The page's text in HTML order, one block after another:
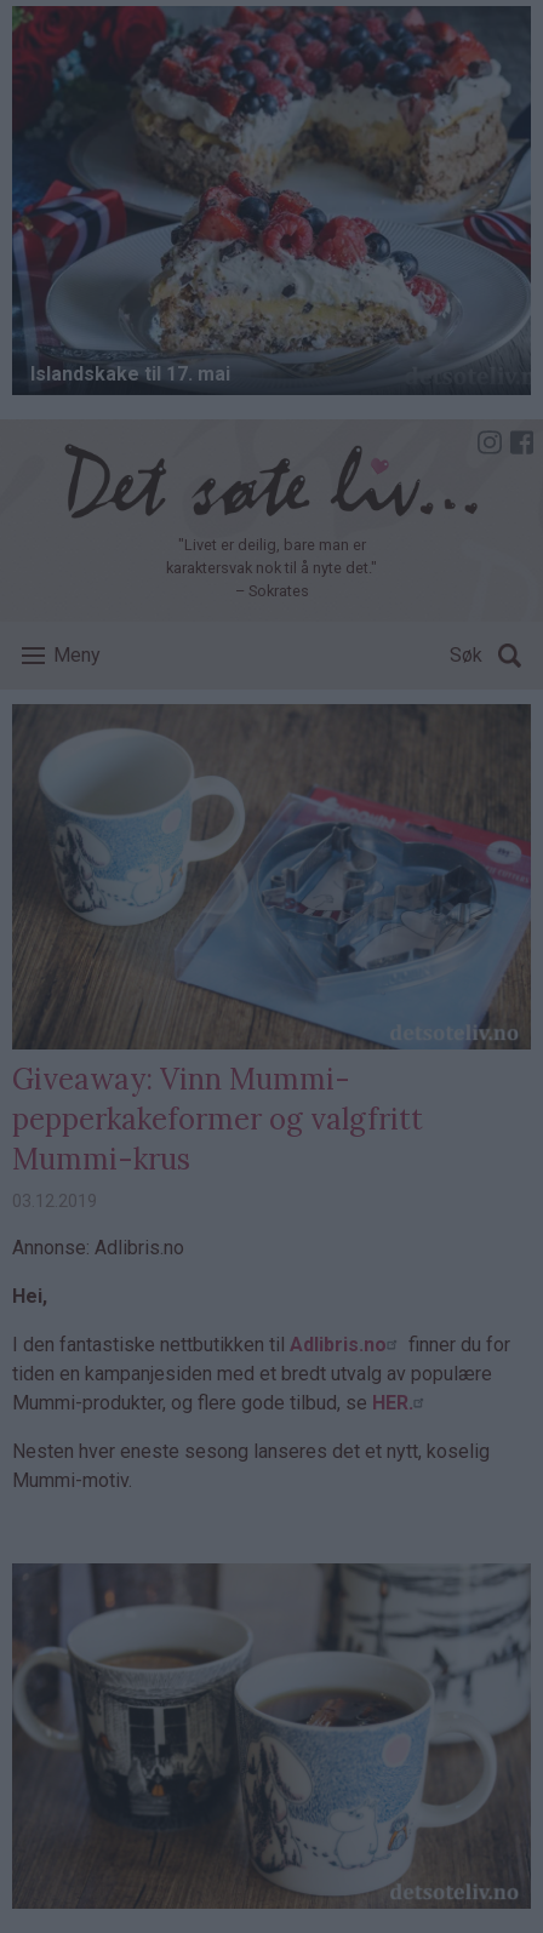
Hopp
hovedinnhold
"Livet er deilig, bare man er
karaktersvak nok til å nyte det."
– Sokrates
Meny Søk
Giveaway: Vinn Mummi-
pepperkakeformer og valgfritt
Mummi-krus
03.12.2019
Annonse: Adlibris.no
Hei,
I den fantastiske nettbutikken til Adlibris.no
finner du for
tiden en kampanjesiden med et bredt utvalg av populære
Mummi-produkter, og flere gode tilbud, se HER.
Nesten hver eneste sesong lanseres det et nytt, koselig
Mummi-motiv.